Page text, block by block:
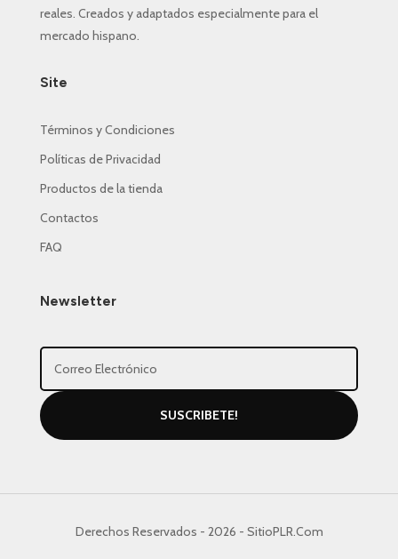
reales. Creados y adaptados especialmente para el
mercado hispano.
Site
Términos y Condiciones
Políticas de Privacidad
Productos de la tienda
Contactos
FAQ
Newsletter
SUSCRIBETE!
Derechos Reservados - 2026 - SitioPLR.Com